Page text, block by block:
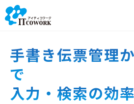
手書き伝票管理
で
入力・検索の効